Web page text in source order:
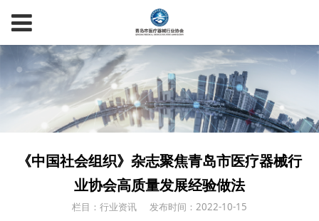
《中国社会组织》杂志聚焦青岛市医疗器械行
业协会高质量发展经验做法
栏目：行业资讯 发布时间：2022-10-15